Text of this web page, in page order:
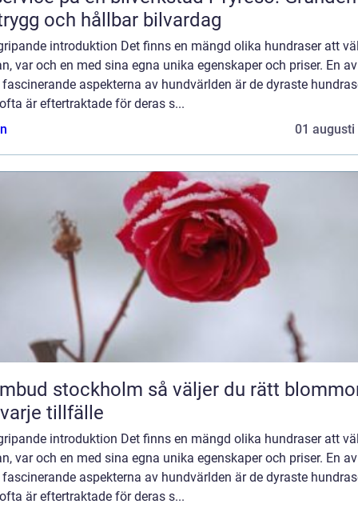
och hållbar bilvardag
introduktion Det finns en mängd olika hundraser att
var och en med sina egna unika egenskaper och priser. En
aspekterna av hundvärlden är de dyraste
är eftertraktade för deras s...
01 augusti
stockholm så väljer du rätt blommor
tillfälle
introduktion Det finns en mängd olika hundraser att
var och en med sina egna unika egenskaper och priser. En
aspekterna av hundvärlden är de dyraste
är eftertraktade för deras s...